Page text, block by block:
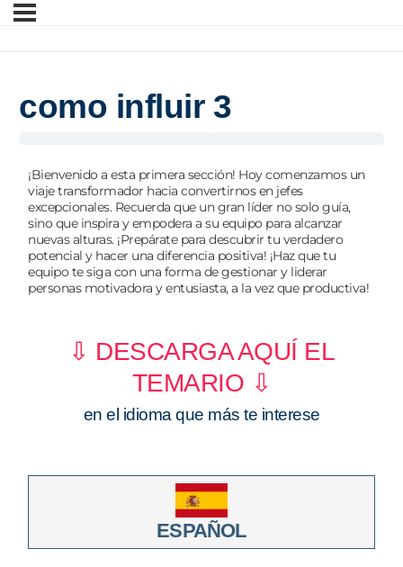
como influir 3
¡Bienvenido a esta primera sección! Hoy comenzamos un
viaje transformador hacia convertirnos en jefes
excepcionales. Recuerda que un gran líder no solo guía,
sino que inspira y empodera a su equipo para alcanzar
nuevas alturas. ¡Prepárate para descubrir tu verdadero
potencial y hacer una diferencia positiva! ¡Haz que tu
equipo te siga con una forma de gestionar y liderar
personas motivadora y entusiasta, a la vez que productiva!
⇩ DESCARGA AQUÍ EL
TEMARIO ⇩
en el idioma que más te interese
ESPAÑOL